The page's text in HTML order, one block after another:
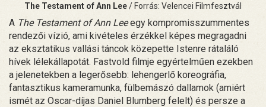
The Testament of Ann Lee/ Forrás: Velencei Filmfesztvál
A The Testament of Ann Leeegy kompromisszummentes
rendezői vízió, ami kivételes érzékkel képes megragadni
az eksztatikus vallási táncok közepette Istenre rátaláló
hívek lélekállapotát. Fastvold filmje egyértelműen ezekben
a jelenetekben a legerősebb: lehengerlő koreográfia,
fantasztikus kameramunka, fülbemászó dallamok (amiért
ismét az Oscar-díjas Daniel Blumberg felelt) és persze a